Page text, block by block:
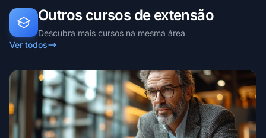
Outros cursos de extensão
Descubra mais cursos na mesma área
Ver todos